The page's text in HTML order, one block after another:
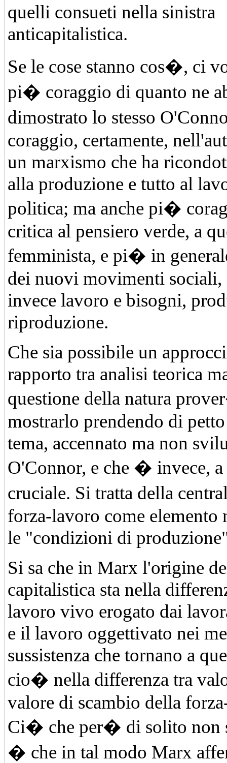
quelli consueti nella sinistra
anticapitalistica.
Se le cose stanno cos�, ci
pi� coraggio di quanto ne
dimostrato lo stesso
coraggio, certamente,
un marxismo che ha
alla produzione e tutto al
politica; ma anche pi�
critica al pensiero verde, a
femminista, e pi� in
dei nuovi movimenti sociali,
invece lavoro e bisogni,
riproduzione.
Che sia possibile un
rapporto tra analisi teorica
questione della natura
mostrarlo prendendo di
tema, accennato ma non
O'Connor, e che � invece, a
cruciale. Si tratta della
forza-lavoro come elemento
le "condizioni di
Si sa che in Marx l'origine
capitalistica sta nella
lavoro vivo erogato dai
e il lavoro oggettivato nei
sussistenza che tornano a
cio� nella differenza tra
valore di scambio della
Ci� che per� di solito non
� che in tal modo Marx